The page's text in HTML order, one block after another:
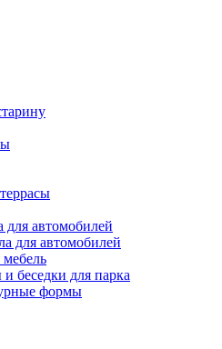
для автомобилей
для автомобилей
беседки для парка
формы